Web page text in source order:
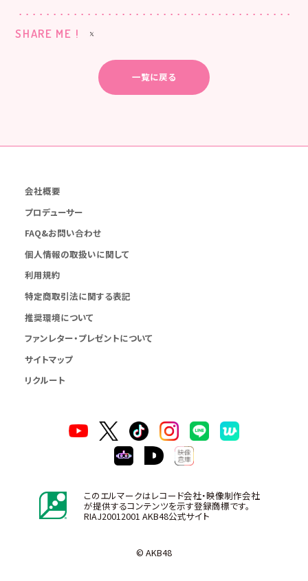
SHARE ME !
一覧に戻る
会社概要
プロデューサー
FAQ&お問い合わせ
個人情報の取扱いに関して
利用規約
特定商取引法に関する表記
推奨環境について
ファンレター・プレゼントについて
サイトマップ
リクルート
このエルマークはレコード会社・映像制作会社
が提供するコンテンツを示す登録商標です。
RIAJ20012001 AKB48公式サイト
© AKB48